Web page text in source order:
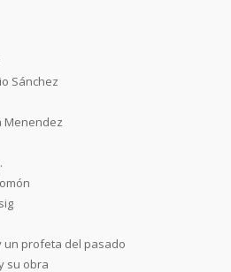
Sánchez
Menendez
un profeta del pasado
su obra